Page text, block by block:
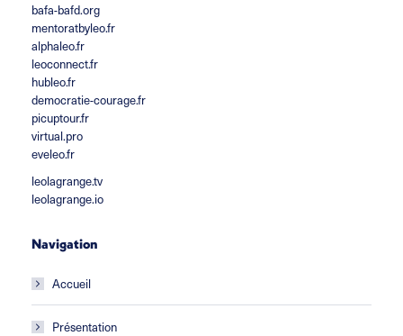
bafa-bafd.org
mentoratbyleo.fr
alphaleo.fr
leoconnect.fr
hubleo.fr
democratie-courage.fr
picuptour.fr
virtual.pro
eveleo.fr
leolagrange.tv
leolagrange.io
Navigation
Accueil
Présentation